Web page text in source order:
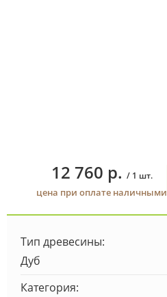
12 760 р. / 1 шт.
цена при оплате наличными
Тип древесины:
Дуб
Категория: